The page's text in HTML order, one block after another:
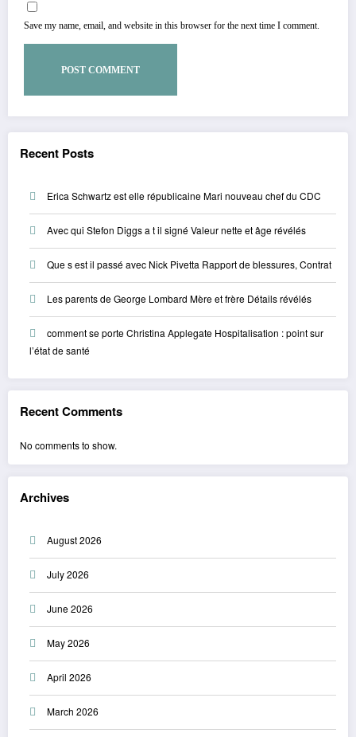
Save my name, email, and website in this browser for the next time I comment.
Recent Posts
Erica Schwartz est elle républicaine Mari nouveau chef du CDC
Avec qui Stefon Diggs a t il signé Valeur nette et âge révélés
Que s est il passé avec Nick Pivetta Rapport de blessures, Contrat
Les parents de George Lombard Mère et frère Détails révélés
comment se porte Christina Applegate Hospitalisation : point sur
l’état de santé
Recent Comments
No comments to show.
Archives
August 2026
July 2026
June 2026
May 2026
April 2026
March 2026